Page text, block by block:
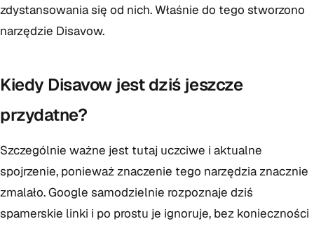
zdystansowania się od nich. Właśnie do tego stworzono
narzędzie Disavow.
Kiedy Disavow jest dziś jeszcze
przydatne?
Szczególnie ważne jest tutaj uczciwe i aktualne
spojrzenie, ponieważ znaczenie tego narzędzia znacznie
zmalało. Google samodzielnie rozpoznaje dziś
spamerskie linki i po prostu je ignoruje, bez konieczności